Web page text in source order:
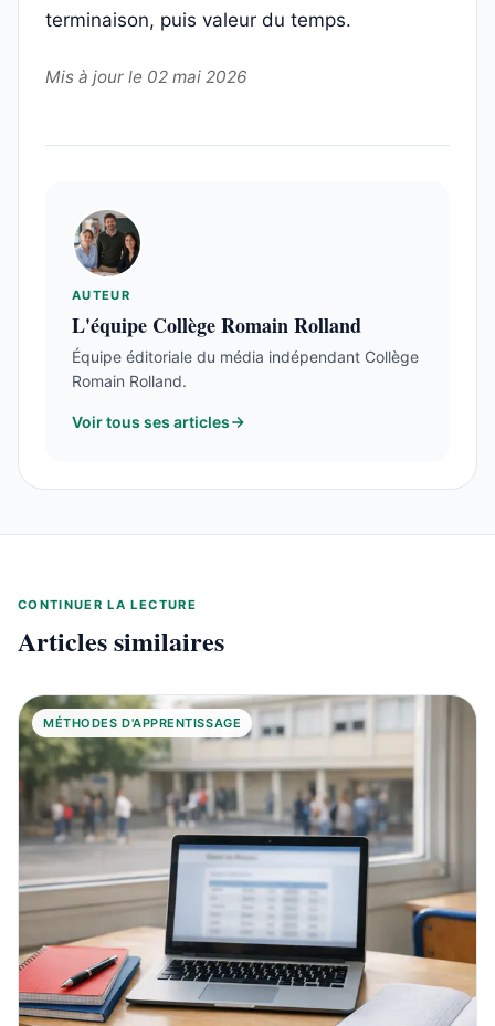
terminaison, puis valeur du temps.
Mis à jour le 02 mai 2026
AUTEUR
L'équipe Collège Romain Rolland
Équipe éditoriale du média indépendant Collège
Romain Rolland.
Voir tous ses articles
CONTINUER LA LECTURE
Articles similaires
MÉTHODES D'APPRENTISSAGE